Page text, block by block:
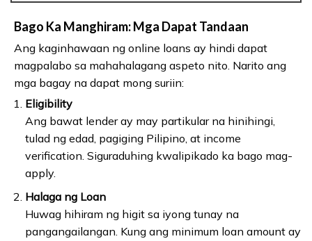
Bago Ka Manghiram: Mga Dapat Tandaan
Ang kaginhawaan ng online loans ay hindi dapat
magpalabo sa mahahalagang aspeto nito. Narito ang
mga bagay na dapat mong suriin:
Eligibility
Ang bawat lender ay may partikular na hinihingi,
tulad ng edad, pagiging Pilipino, at income
verification. Siguraduhing kwalipikado ka bago mag-
apply.
Halaga ng Loan
Huwag hihiram ng higit sa iyong tunay na
pangangailangan. Kung ang minimum loan amount ay